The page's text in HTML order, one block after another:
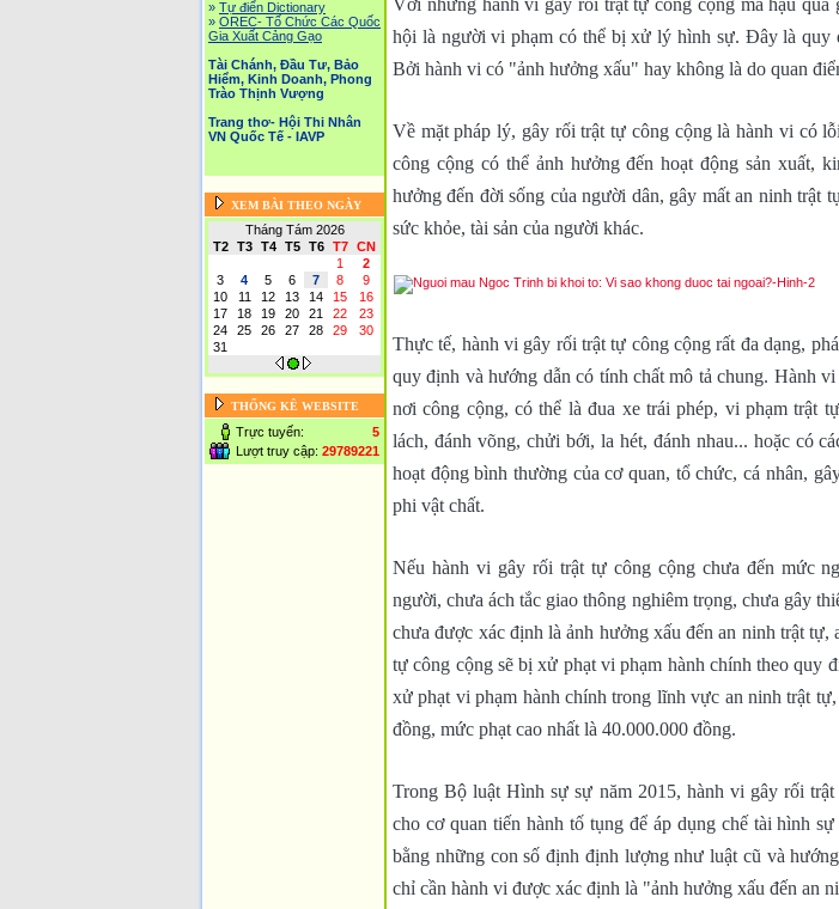
» Tự điển Dictionary
» OREC- Tố Chức Các Quốc
Gia Xuất Cảng Gạo
Tài Chánh, Đầu Tư, Bảo
Hiểm, Kinh Doanh, Phong
Trào Thịnh Vượng
Trang thơ- Hội Thi Nhân
VN Quốc Tế - IAVP
XEM BÀI THEO NGÀY
Tháng Tám 2026
T2
T3 T4 T5 T6 T7
CN
1
2
3
4 5 6 7 8
9
10
11 12 13 14 15
16
17
18 19 20 21 22
23
24
25 26 27 28 29
30
31
THỐNG KÊ WEBSITE
Trực tuyến:
5
Lượt truy cập: 29789221
Với những hành vi gây rối trật tự công cộng mà hậu quả
hội là người vi phạm có thể bị xử lý hình sự. Đây là quy
Bởi hành vi có "ảnh hưởng xấu" hay không là do quan
Về mặt pháp lý, gây rối trật tự công cộng là hành vi có
công cộng có thể ảnh hưởng đến hoạt động sản xuất,
hưởng đến đời sống của người dân, gây mất an ninh trật
sức khỏe, tài sản của người khác.
Thực tế, hành vi gây rối trật tự công cộng rất đa dạng,
quy định và hướng dẫn có tính chất mô tả chung. Hành
nơi công cộng, có thể là đua xe trái phép, vi phạm trật
lách, đánh võng, chửi bới, la hét, đánh nhau... hoặc có
hoạt động bình thường của cơ quan, tổ chức, cá nhân,
phi vật chất.
Nếu hành vi gây rối trật tự công cộng chưa đến mức
người, chưa ách tắc giao thông nghiêm trọng, chưa gây
chưa được xác định là ảnh hưởng xấu đến an ninh trật
tự công cộng sẽ bị xử phạt vi phạm hành chính theo
xử phạt vi phạm hành chính trong lĩnh vực an ninh trật
đồng, mức phạt cao nhất là 40.000.000 đồng.
Trong Bộ luật Hình sự sự năm 2015, hành vi gây rối
cho cơ quan tiến hành tố tụng để áp dụng chế tài hình
bằng những con số định định lượng như luật cũ và
chỉ cần hành vi được xác định là "ảnh hưởng xấu đến an